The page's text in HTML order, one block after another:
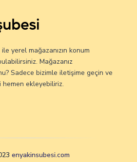
yerel mağazanızın konum
Mağazanız
Sadece bizimle iletişime geçin ve
ekleyebiliriz.
enyakinsubesi.com